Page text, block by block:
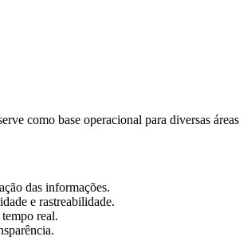
como base operacional para diversas áreas
das informações.
e rastreabilidade.
real.